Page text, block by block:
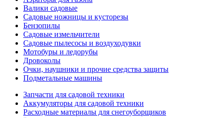
Валики садовые
Садовые ножницы и кусторезы
Бензопилы
Садовые измельчители
Садовые пылесосы и воздуходувки
Мотобуры и ледорубы
Дровоколы
Очки, наушники и прочие средства защиты
Подметальные машины
Запчасти для садовой техники
Аккумуляторы для садовой техники
Расходные материалы для снегоуборщиков